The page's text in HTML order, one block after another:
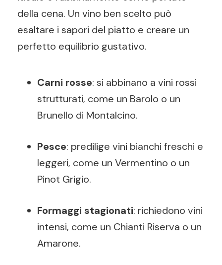
della cena. Un vino ben scelto può
esaltare i sapori del piatto e creare un
perfetto equilibrio gustativo.
Carni rosse: si abbinano a vini rossi
strutturati, come un Barolo o un
Brunello di Montalcino.
Pesce: predilige vini bianchi freschi e
leggeri, come un Vermentino o un
Pinot Grigio.
Formaggi stagionati: richiedono vini
intensi, come un Chianti Riserva o un
Amarone.